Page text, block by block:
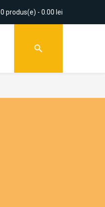
0 produs(e) - 0.00 lei